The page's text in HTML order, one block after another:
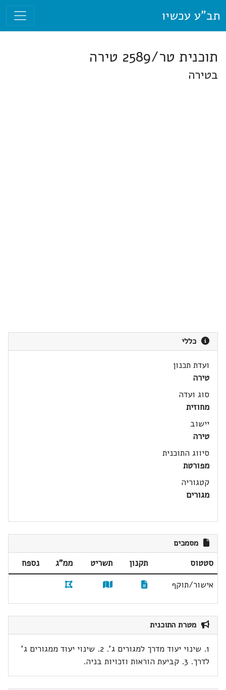
תב"ע עכשיו
תוכנית טר/2589 טירה
בטירה
כללי
ועדת תכנון
טירה
סוג ועדה
מחוזית
יישוב
טירה
סיווג התוכנית
מפורטת
קטגוריה
מגורים
מסמכים
סטטוס תקנון תשריט ממ"ג
נספח
אישור/תוקף
מטרת התוכנית
1. שינוי יעוד מדרך למגורים ג'. 2. שינוי יעוד ממגורים ג'
לדרך. 3. קביעת הוראות וזכויות בניה.